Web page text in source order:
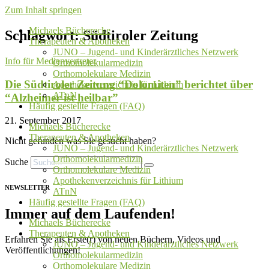
Zum Inhalt springen
Michaels Bücherecke
Therapeuten & Apotheken
JUNO – Jugend- und Kinderärztliches Netzwerk
Orthomolekularmedizin
Orthomolekulare Medizin
Apothekenverzeichnis für Lithium
ATnN
Häufig gestellte Fragen (FAQ)
Michaels Bücherecke
Therapeuten & Apotheken
JUNO – Jugend- und Kinderärztliches Netzwerk
Orthomolekularmedizin
Orthomolekulare Medizin
Apothekenverzeichnis für Lithium
ATnN
Häufig gestellte Fragen (FAQ)
Michaels Bücherecke
Therapeuten & Apotheken
JUNO – Jugend- und Kinderärztliches Netzwerk
Orthomolekularmedizin
Orthomolekulare Medizin
Schlagwort: Südtiroler Zeitung
Info für Medienvertreter
Die Südtiroler Zeitung “Dolomiten” berichtet über
“Alzheimer ist heilbar”
21. September 2017
Nicht gefunden was Sie gesucht haben?
Suche
NEWSLETTER
Immer auf dem Laufenden!
Erfahren Sie als Erste(r) von neuen Büchern, Videos und
Veröffentlichungen!